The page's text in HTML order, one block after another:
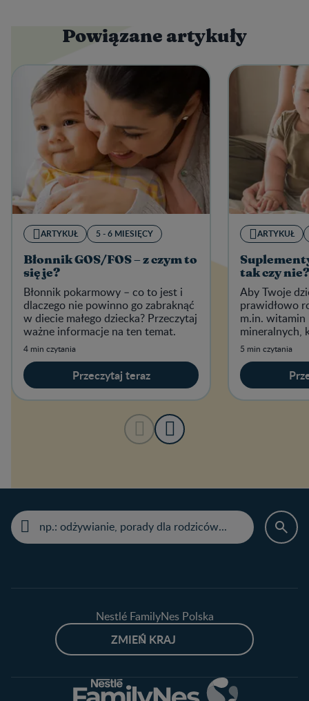
Powiązane artykuły
ARTYKUŁ 5 - 6 MIESIĘCY
Błonnik GOS/FOS – z czym to
się je?
Błonnik pokarmowy – co to jest i
dlaczego nie powinno go zabraknąć
w diecie małego dziecka? Przeczytaj
ważne informacje na ten temat.
4 min czytania
Przeczytaj teraz
ARTYKUŁ
tak czy nie?
Aby Twoje
prawidłowo
m.in. witamin
mineralnych,
kluczowe
5 min czytania
Nestlé FamilyNes Polska
ZMIEŃ KRAJ